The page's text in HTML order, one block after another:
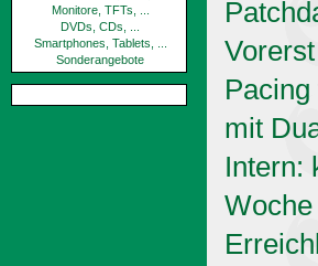
Monitore, TFTs, ...
DVDs, CDs, ...
Smartphones, Tablets, ...
Sonderangebote
mit
Intern: